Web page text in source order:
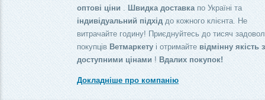
оптові ціни. Швидка доставка по Україні та
індивідуальний підхід до кожного клієнта. Не
витрачайте годину! Приєднуйтесь до тисяч
покупців Ветмаркетуі отримайте відмінну якість
доступними цінами ! Вдалих покупок!
Докладніше про компанію